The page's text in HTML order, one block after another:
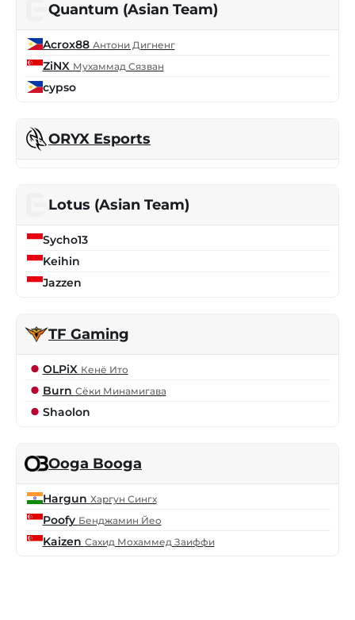
Quantum (Asian Team)
Acrox88 Антони Дигненг
ZiNX Мухаммад Сязван
cypso
ORYX Esports
Lotus (Asian Team)
Sycho13
Keihin
Jazzen
TF Gaming
OLPiX Кенё Ито
Burn Сёки Минамигава
Shaolon
Ooga Booga
Hargun Харгун Сингх
Poofy Бенджамин Йео
Kaizen Сахид Мохаммед Заиффи